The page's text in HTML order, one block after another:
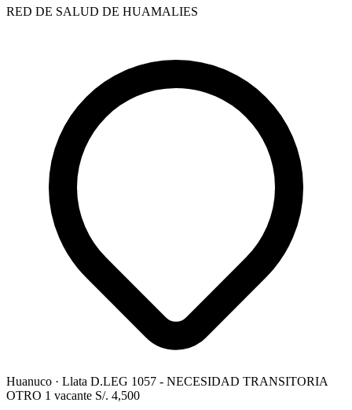
RED DE SALUD DE HUAMALIES
Huanuco · Llata D.LEG 1057 - NECESIDAD TRANSITORIA
OTRO 1 vacante S/. 4,500